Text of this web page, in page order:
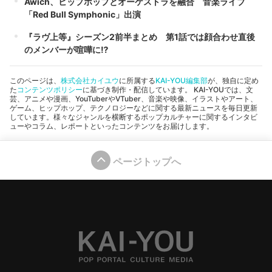
「Red Bull Symphonic」出演
『ラヴ上等』シーズン2前半まとめ 第1話では顔合わせ直後
のメンバーが喧嘩に⁉︎
このページは、 株式会社カイユウに所属するKAI-YOU編集部が、独自に定め
た コンテンツポリシーに基づき制作・配信しています。 KAI-YOUでは、文
芸、アニメや漫画、YouTuberやVTuber、音楽や映像、イラストやアート、
ゲーム、ヒップホップ、テクノロジーなどに関する最新ニュースを毎日更新
しています。様々なジャンルを横断するポップカルチャーに関するインタビ
ューやコラム、レポートといったコンテンツをお届けします。
ページトップへ